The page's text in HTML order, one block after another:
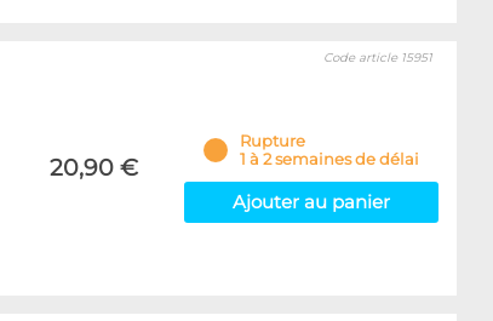
20,90 €
Code article 15951
Rupture
1 à 2 semaines de délai
Ajouter au panier